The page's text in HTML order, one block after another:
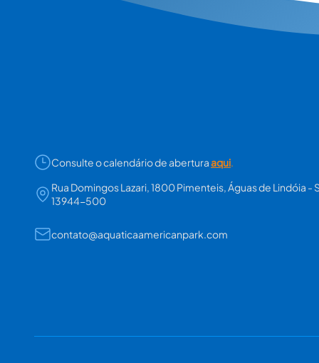
Consulte o calendário de aberturaaqui.
Rua Domingos Lazari, 1800 Pimenteis, Águas de Lindóia -
13944-500
contato@aquaticaamericanpark.com